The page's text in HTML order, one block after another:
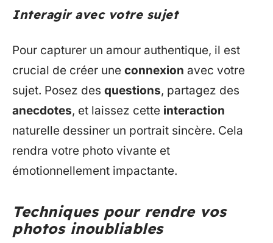
Interagir avec votre sujet
Pour capturer un amour authentique, il est
crucial de créer une connexion avec votre
sujet. Posez des questions, partagez des
anecdotes, et laissez cette interaction
naturelle dessiner un portrait sincère. Cela
rendra votre photo vivante et
émotionnellement impactante.
Techniques pour rendre vos
photos inoubliables